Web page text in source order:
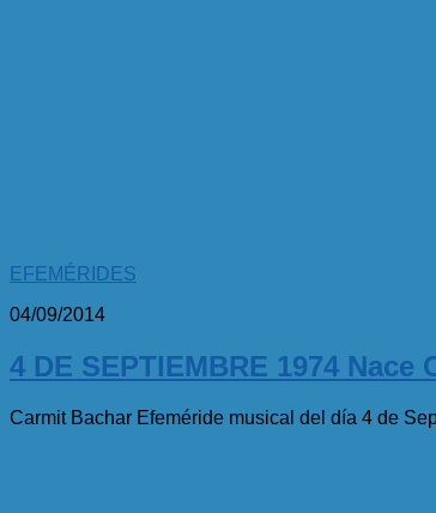
EFEMÉRIDES
04/09/2014
4 DE SEPTIEMBRE 1974 Nace
Carmit Bachar Efeméride musical del día 4 de